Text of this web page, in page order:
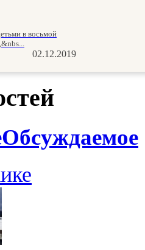
в восьмой
02.12.2019
Обсуждаемое